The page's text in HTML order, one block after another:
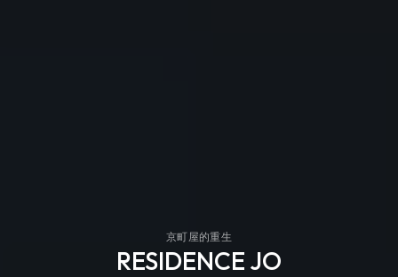
京町屋的重生
RESIDENCE JO